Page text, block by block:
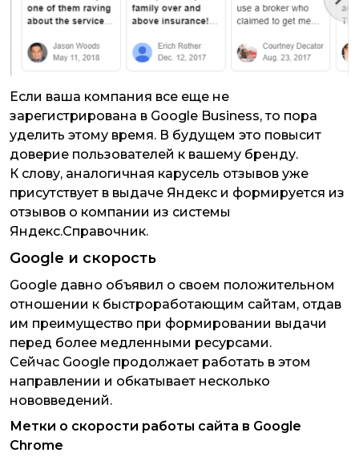
Если ваша компания все еще не
зарегистрирована в Google Business, то пора
уделить этому время. В будущем это повысит
доверие пользователей к вашему бренду.
К слову, аналогичная карусель отзывов уже
присутствует в выдаче Яндекс и формируется из
отзывов о компании из системы
Яндекс.Справочник.
Google и скорость
Google давно объявил о своем положительном
отношении к быстроработающим сайтам, отдав
им преимущество при формировании выдачи
перед более медленными ресурсами.
Сейчас Google продолжает работать в этом
направлении и обкатывает несколько
нововведений.
Метки о скорости работы сайта в Google
Chrome